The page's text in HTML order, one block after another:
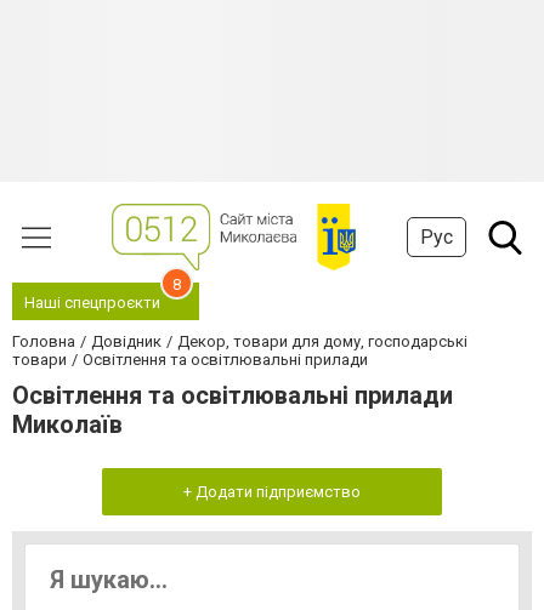
Рус
Наші спецпроєкти
8
Головна Довідник
Декор, товари для дому, господарські
товари
Освітлення та освітлювальні прилади
Освітлення та освітлювальні прилади
Миколаїв
+ Додати підприємство